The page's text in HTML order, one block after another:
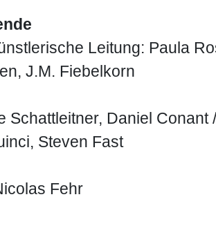
Leitung: Paula
J.M. Fiebelkorn
Schattleitner, Daniel
Steven Fast
Fehr